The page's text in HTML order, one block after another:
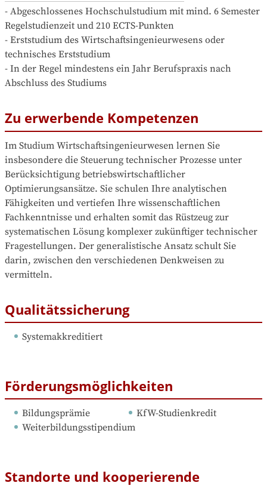
- Abgeschlossenes Hochschulstudium mit mind. 6 Semester
Regelstudienzeit und 210 ECTS-Punkten
- Erststudium des Wirtschaftsingenieurwesens oder
technisches Erststudium
- In der Regel mindestens ein Jahr Berufspraxis nach
Abschluss des Studiums
Zu erwerbende Kompetenzen
Im Studium Wirtschaftsingenieurwesen lernen Sie
insbesondere die Steuerung technischer Prozesse unter
Berücksichtigung betriebswirtschaftlicher
Optimierungsansätze. Sie schulen Ihre analytischen
Fähigkeiten und vertiefen Ihre wissenschaftlichen
Fachkenntnisse und erhalten somit das Rüstzeug zur
systematischen Lösung komplexer zukünftiger technischer
Fragestellungen. Der generalistische Ansatz schult Sie
darin, zwischen den verschiedenen Denkweisen zu
vermitteln.
Qualitätssicherung
Systemakkreditiert
Förderungsmöglichkeiten
Bildungsprämie
KfW-Studienkredit
Weiterbildungsstipendium
Standorte und kooperierende